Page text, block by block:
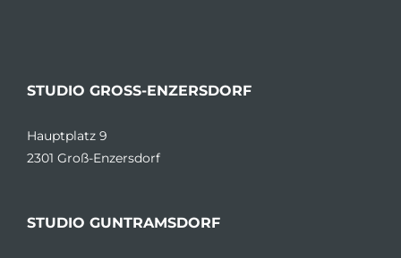
STUDIO GROSS-ENZERSDORF
Hauptplatz 9
2301 Groß-Enzersdorf
STUDIO GUNTRAMSDORF